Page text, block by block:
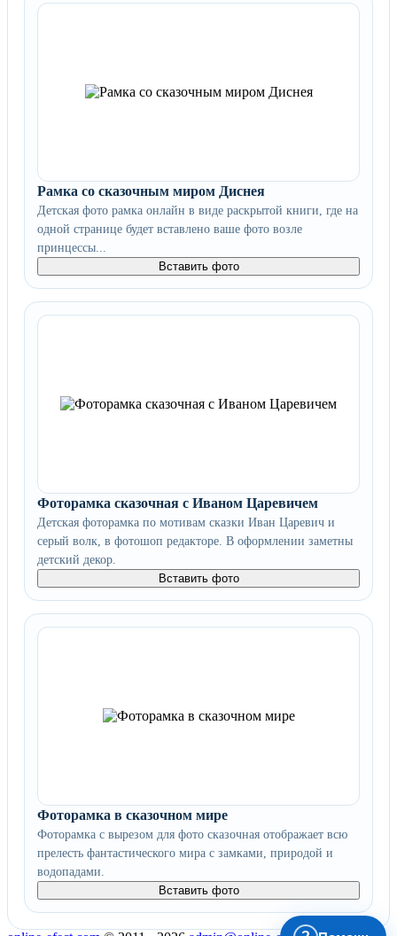
Рамка со сказочным миром Диснея
Детская фото рамка онлайн в виде раскрытой книги, где на
одной странице будет вставлено ваше фото возле
принцессы...
Вставить фото
Фоторамка сказочная с Иваном Царевичем
Детская фоторамка по мотивам сказки Иван Царевич и
серый волк, в фотошоп редакторе. В оформлении заметны
детский декор.
Вставить фото
Фоторамка в сказочном мире
Фоторамка с вырезом для фото сказочная отображает всю
прелесть фантастического мира с замками, природой и
водопадами.
Вставить фото